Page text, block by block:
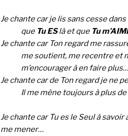
Je chante car je lis sans cesse
que Tu ESlà et que Tu
Je chante car Ton regard me
me soutient, me recentre et
m’encourager à en faire plus…
Je chante car de Ton regard je ne
Il me mène toujours à plus
Je chante car Tu es le Seul à
me mener…